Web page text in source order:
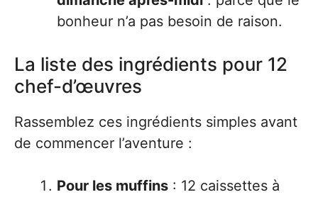
bonheur n’a pas besoin de raison.
La liste des ingrédients pour 12
chef-d’œuvres
Rassemblez ces ingrédients simples avant
de commencer l’aventure :
Pour les muffins : 12 caissettes à